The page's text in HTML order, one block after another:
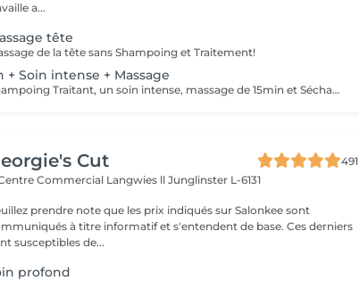
a...
tête
de la tête sans Shampoing et Traitement!
+ Soin intense + Massage
Shampoing Traitant, un soin intense, massage de 15min et Séchage
Cut
491
Commercial Langwies llJunglinster L-6131
prendre note que les prix indiqués sur Salonkee sont
à titre informatif et s'entendent de base. Ces derniers
susceptibles de...
profond